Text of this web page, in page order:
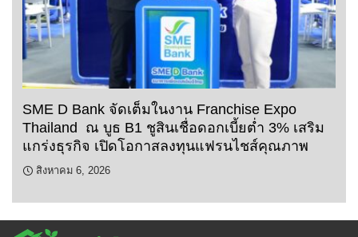
SME D Bank จัดเต็มในงาน Franchise Expo
Thailand ณ บูธ B1 ชูสินเชื่อดอกเบี้ยต่ำ 3% เสริม
แกร่งธุรกิจ เปิดโอกาสลงทุนแฟรนไชส์คุณภาพ
สิงหาคม 6, 2026